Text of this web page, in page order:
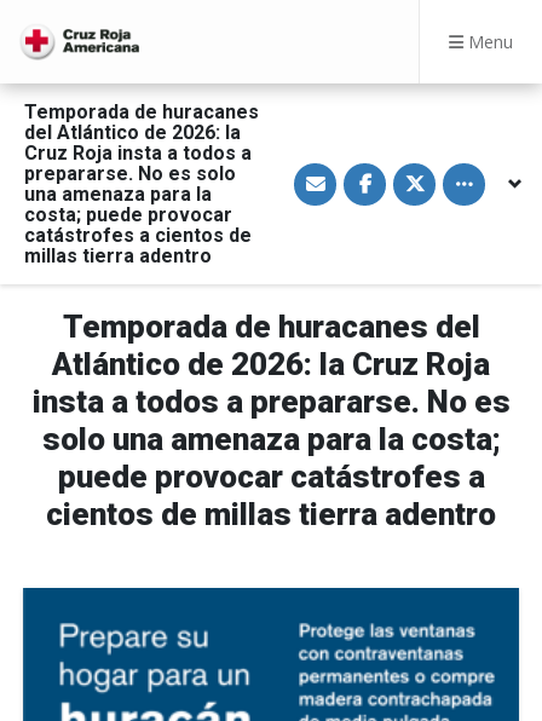
Menu
Temporada de huracanes
del Atlántico de 2026: la
Cruz Roja insta a todos a
prepararse. No es solo
una amenaza para la
costa; puede provocar
catástrofes a cientos de
millas tierra adentro
S
h
a
a
m
a
S
h
a
F
c
e
b
o
k
S
h
a
T
i
t
t
e
Toggle
Temporada de huracanes del
Atlántico de 2026: la Cruz Roja
insta a todos a prepararse. No es
solo una amenaza para la costa;
puede provocar catástrofes a
cientos de millas tierra adentro